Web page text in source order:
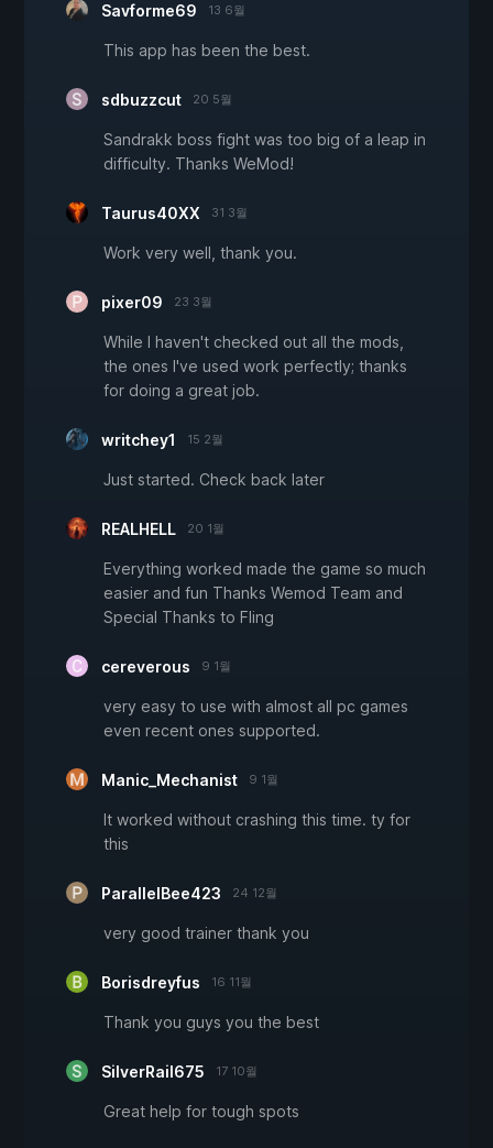
Savforme69 13 6월
This app has been the best.
sdbuzzcut 20 5월
Sandrakk boss fight was too big of a leap in
difficulty. Thanks WeMod!
Taurus40XX 31 3월
Work very well, thank you.
pixer09 23 3월
While I haven't checked out all the mods,
the ones I've used work perfectly; thanks
for doing a great job.
writchey1 15 2월
Just started. Check back later
REALHELL 20 1월
Everything worked made the game so much
easier and fun Thanks Wemod Team and
Special Thanks to Fling
cereverous 9 1월
very easy to use with almost all pc games
even recent ones supported.
Manic_Mechanist 9 1월
It worked without crashing this time. ty for
this
ParallelBee423 24 12월
very good trainer thank you
Borisdreyfus 16 11월
Thank you guys you the best
SilverRail675 17 10월
Great help for tough spots